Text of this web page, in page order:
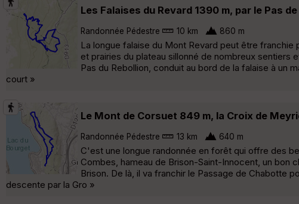
Les Falaises du Revard 1390 m, par le Pas
Randonnée Pédestre 10 km 860 m
La longue falaise du Mont Revard peut être
et prairies du plateau sillonné de nombreux
Pas du Rebollion, conduit au bord de la falaise à un
court »
Le Mont de Corsuet 849 m, la Croix de
Randonnée Pédestre 13 km 640 m
C'est une longue randonnée en forêt qui offre des
Combes, hameau de Brison-Saint-Innocent, un bon
Brison. De là, il va franchir le Passage de Chabotte
descente par la Gro »